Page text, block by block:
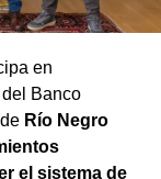
que dar
la visión de
sean los
en
Banco
Río Negro
el sistema de